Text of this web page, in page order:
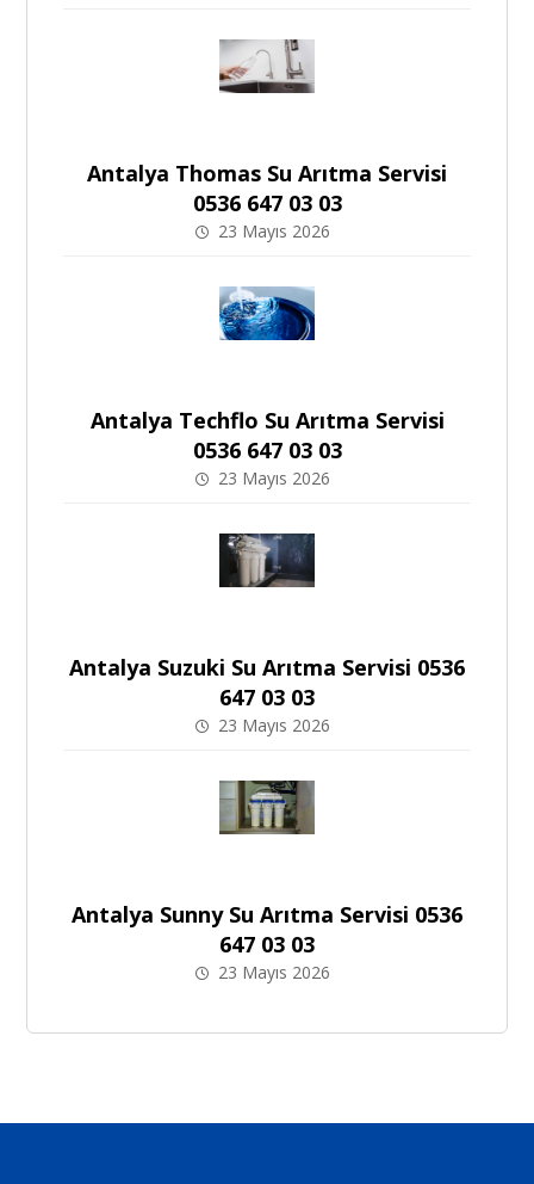
Antalya Thomas Su Arıtma Servisi
0536 647 03 03
23 Mayıs 2026
Antalya Techflo Su Arıtma Servisi
0536 647 03 03
23 Mayıs 2026
Antalya Suzuki Su Arıtma Servisi 0536
647 03 03
23 Mayıs 2026
Antalya Sunny Su Arıtma Servisi 0536
647 03 03
23 Mayıs 2026